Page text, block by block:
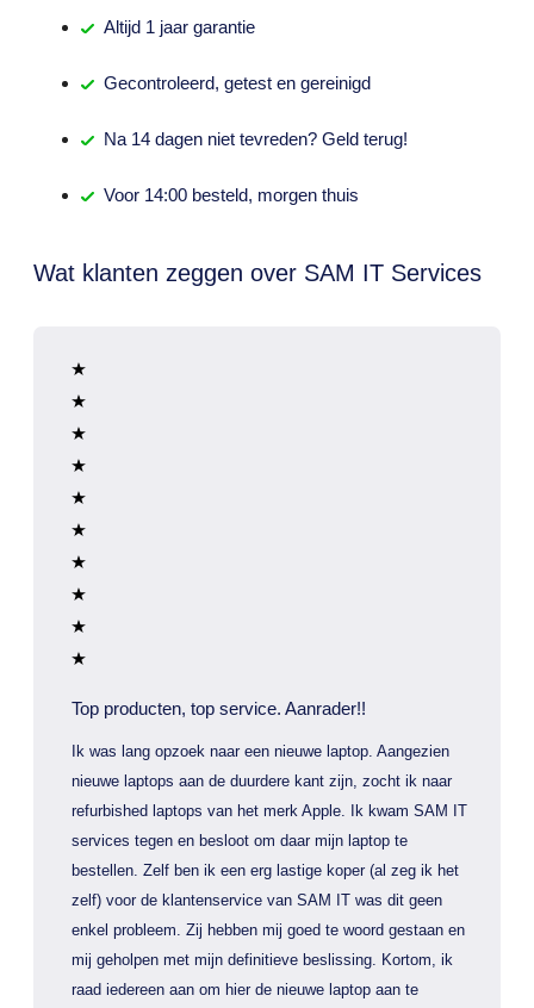
Altijd 1 jaargarantie
Gecontroleerd, getesten gereinigd
Na 14 dagenniet tevreden? Geld terug!
Voor 14:00 besteld, morgen thuis
Wat klanten zeggen over SAM IT Services
Top producten, top service. Aanrader!!
Ik was lang opzoek naar een nieuwe laptop. Aangezien
nieuwe laptops aan de duurdere kant zijn, zocht ik naar
refurbished laptops van het merk Apple. Ik kwam SAM IT
services tegen en besloot om daar mijn laptop te
bestellen. Zelf ben ik een erg lastige koper (al zeg ik het
zelf) voor de klantenservice van SAM IT was dit geen
enkel probleem. Zij hebben mij goed te woord gestaan en
mij geholpen met mijn definitieve beslissing. Kortom, ik
raad iedereen aan om hier de nieuwe laptop aan te